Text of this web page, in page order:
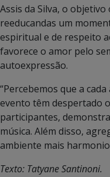
Assis da Silva, o
reeducandas um
espiritual e de respeito
favorece o amor pelo
autoexpressão.
“Percebemos que a
evento têm despertado
participantes,
música. Além disso,
ambiente mais
Texto: Tatyane Santinoni.